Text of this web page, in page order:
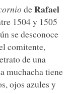
deRafael
1504 y 1505
se desconoce
comitente,
de una
muchacha tiene
ojos azules y